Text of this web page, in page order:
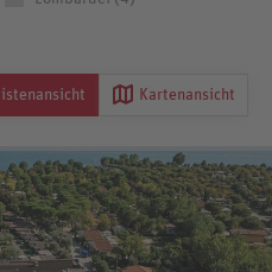
Listenansicht Kartenansicht